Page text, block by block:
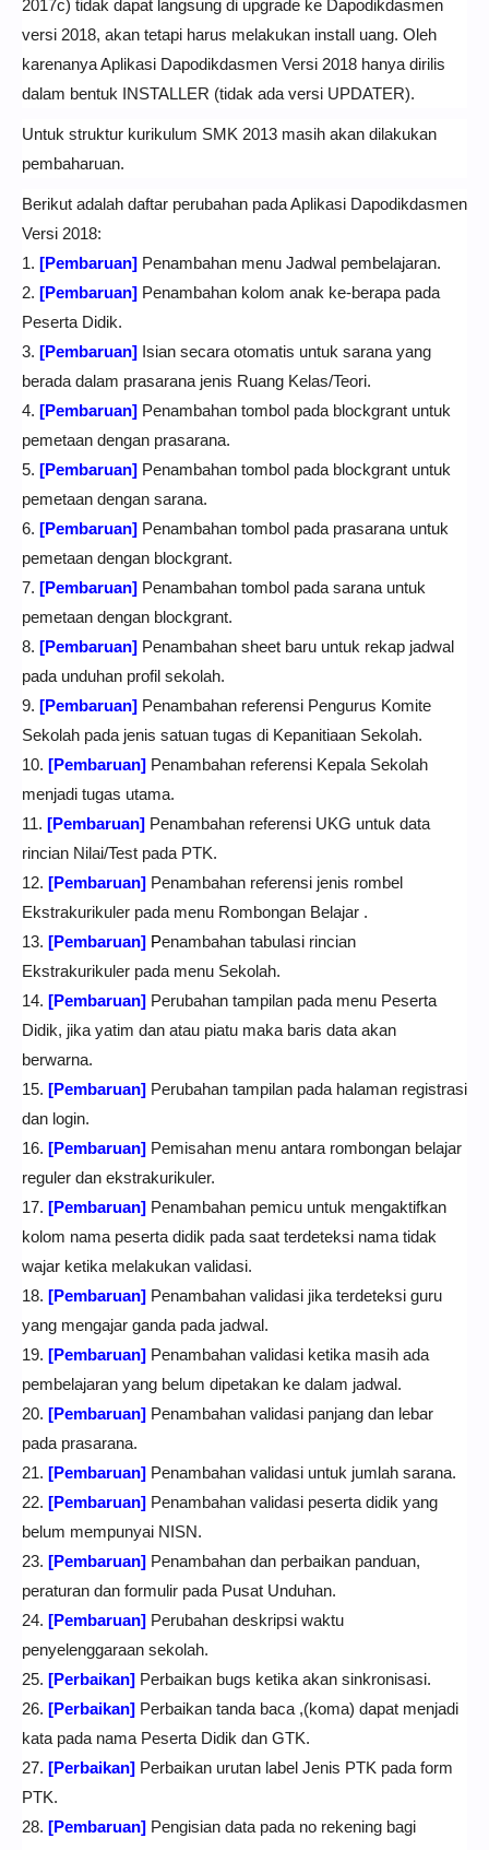
2017c) tidak dapat langsung di upgrade ke Dapodikdasmen
versi 2018, akan tetapi harus melakukan install uang. Oleh
karenanya Aplikasi Dapodikdasmen Versi 2018 hanya dirilis
dalam bentuk INSTALLER (tidak ada versi UPDATER).
Untuk struktur kurikulum SMK 2013 masih akan dilakukan
pembaharuan.
Berikut adalah daftar perubahan pada Aplikasi Dapodikdasmen
Versi 2018:
1. [Pembaruan] Penambahan menu Jadwal pembelajaran.
2. [Pembaruan] Penambahan kolom anak ke-berapa pada
Peserta Didik.
3. [Pembaruan] Isian secara otomatis untuk sarana yang
berada dalam prasarana jenis Ruang Kelas/Teori.
4. [Pembaruan] Penambahan tombol pada blockgrant untuk
pemetaan dengan prasarana.
5. [Pembaruan] Penambahan tombol pada blockgrant untuk
pemetaan dengan sarana.
6. [Pembaruan] Penambahan tombol pada prasarana untuk
pemetaan dengan blockgrant.
7. [Pembaruan] Penambahan tombol pada sarana untuk
pemetaan dengan blockgrant.
8. [Pembaruan] Penambahan sheet baru untuk rekap jadwal
pada unduhan profil sekolah.
9. [Pembaruan] Penambahan referensi Pengurus Komite
Sekolah pada jenis satuan tugas di Kepanitiaan Sekolah.
10. [Pembaruan] Penambahan referensi Kepala Sekolah
menjadi tugas utama.
11. [Pembaruan] Penambahan referensi UKG untuk data
rincian Nilai/Test pada PTK.
12. [Pembaruan] Penambahan referensi jenis rombel
Ekstrakurikuler pada menu Rombongan Belajar .
13. [Pembaruan] Penambahan tabulasi rincian
Ekstrakurikuler pada menu Sekolah.
14. [Pembaruan] Perubahan tampilan pada menu Peserta
Didik, jika yatim dan atau piatu maka baris data akan
berwarna.
15. [Pembaruan] Perubahan tampilan pada halaman registrasi
dan login.
16. [Pembaruan] Pemisahan menu antara rombongan belajar
reguler dan ekstrakurikuler.
17. [Pembaruan] Penambahan pemicu untuk mengaktifkan
kolom nama peserta didik pada saat terdeteksi nama tidak
wajar ketika melakukan validasi.
18. [Pembaruan] Penambahan validasi jika terdeteksi guru
yang mengajar ganda pada jadwal.
19. [Pembaruan] Penambahan validasi ketika masih ada
pembelajaran yang belum dipetakan ke dalam jadwal.
20. [Pembaruan] Penambahan validasi panjang dan lebar
pada prasarana.
21. [Pembaruan] Penambahan validasi untuk jumlah sarana.
22. [Pembaruan] Penambahan validasi peserta didik yang
belum mempunyai NISN.
23. [Pembaruan] Penambahan dan perbaikan panduan,
peraturan dan formulir pada Pusat Unduhan.
24. [Pembaruan] Perubahan deskripsi waktu
penyelenggaraan sekolah.
25. [Perbaikan] Perbaikan bugs ketika akan sinkronisasi.
26. [Perbaikan] Perbaikan tanda baca ,(koma) dapat menjadi
kata pada nama Peserta Didik dan GTK.
27. [Perbaikan] Perbaikan urutan label Jenis PTK pada form
PTK.
28. [Pembaruan] Pengisian data pada no rekening bagi